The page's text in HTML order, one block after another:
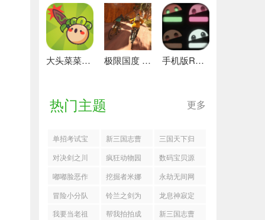
大头菜菜历险记 好玩的 极限国度 最新版 手机版REPO 安卓版
热门主题 更多
单招考试宝
典app
新三国志曹
操传小乔怎
么玩
三国天下归
心林系兵法
怎么加点
对决剑之川
怎么打织女
素女
疯狂动物园
国际服FF菜
单版
数码宝贝源
码阵容推荐
嘟嘟脸恶作
剧梦境之地
buff推荐
挖掘者米娜
成就电击战
术家攻略
永劫无间网
易版
冒险小分队
礼包码2025
铃兰之剑为
这和平的世
龙息神寂定
向召唤Ⅳ
我要当老祖
帮我拍拍成
新三国志曹